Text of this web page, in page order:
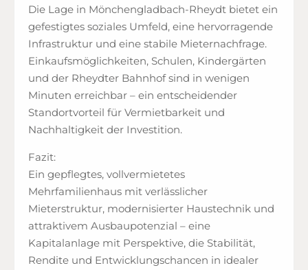
Die Lage in Mönchengladbach-Rheydt bietet ein
gefestigtes soziales Umfeld, eine hervorragende
Infrastruktur und eine stabile Mieternachfrage.
Einkaufsmöglichkeiten, Schulen, Kindergärten
und der Rheydter Bahnhof sind in wenigen
Minuten erreichbar – ein entscheidender
Standortvorteil für Vermietbarkeit und
Nachhaltigkeit der Investition.
Fazit:
Ein gepflegtes, vollvermietetes
Mehrfamilienhaus mit verlässlicher
Mieterstruktur, modernisierter Haustechnik und
attraktivem Ausbaupotenzial – eine
Kapitalanlage mit Perspektive, die Stabilität,
Rendite und Entwicklungschancen in idealer